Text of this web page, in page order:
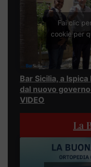
Fai clic
cookie per
Bar Sicilia, a
dal nuovo governo
VIDEO
La